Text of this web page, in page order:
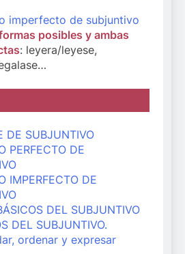
imperfecto de subjuntivo
posibles y ambas
: leyera/leyese,
DE SUBJUNTIVO
PERFECTO DE
IMPERFECTO DE
DEL SUBJUNTIVO
DEL SUBJUNTIVO.
ordenar y expresar